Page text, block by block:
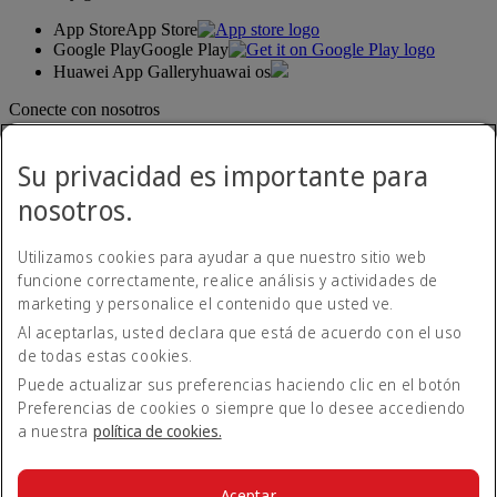
App StoreApp Store
Google PlayGoogle Play
Huawei App Galleryhuawai os
Conecte con nosotros
Declaración de accesibilidad
Contacte con nosotros
Política de privacidad
Condiciones generales
Política de cookies
Ciberseguridad
Su privacidad es importante para
nosotros.
Utilizamos cookies para ayudar a que nuestro sitio web
funcione correctamente, realice análisis y actividades de
marketing y personalice el contenido que usted ve.
Al aceptarlas, usted declara que está de acuerdo con el uso
de todas estas cookies.
Puede actualizar sus preferencias haciendo clic en el botón
Preferencias de cookies o siempre que lo desee accediendo
a nuestra política de cookies.